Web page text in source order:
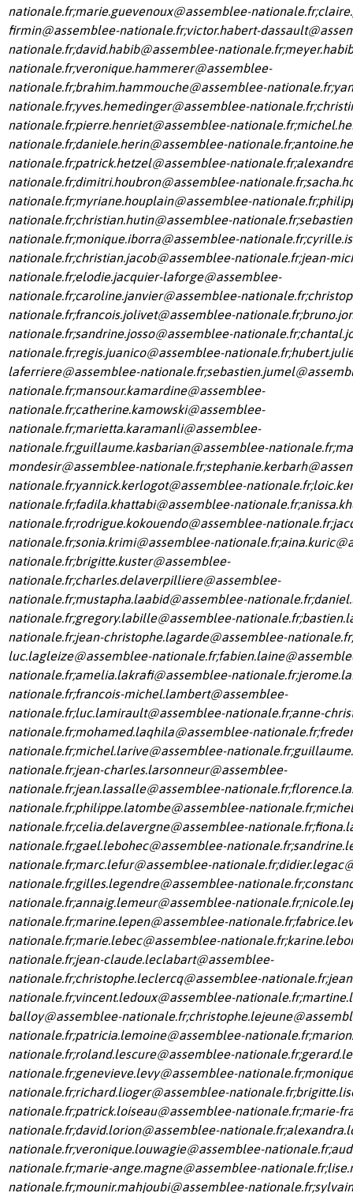
nationale.fr;marie.guevenoux@assemblee-nationale.fr;
firmin@assemblee-nationale.fr;victor.habert-
nationale.fr;david.habib@assemblee-nationale.fr;
nationale.fr;veronique.hammerer@assemblee-
nationale.fr;brahim.hammouche@assemblee-nationale.fr;
nationale.fr;yves.hemedinger@assemblee-nationale.fr
nationale.fr;pierre.henriet@assemblee-nationale.fr;
nationale.fr;daniele.herin@assemblee-nationale.fr;
nationale.fr;patrick.hetzel@assemblee-nationale.fr;
nationale.fr;dimitri.houbron@assemblee-nationale.fr;
nationale.fr;myriane.houplain@assemblee-nationale.fr;
nationale.fr;christian.hutin@assemblee-nationale.fr;
nationale.fr;monique.iborra@assemblee-nationale.fr;
nationale.fr;christian.jacob@assemblee-nationale.fr;jean-
nationale.fr;elodie.jacquier-laforge@assemblee-
nationale.fr;caroline.janvier@assemblee-nationale.fr;
nationale.fr;francois.jolivet@assemblee-nationale.fr;
nationale.fr;sandrine.josso@assemblee-nationale.fr;
nationale.fr;regis.juanico@assemblee-nationale.fr;
laferriere@assemblee-nationale.fr;
nationale.fr;mansour.kamardine@assemblee-
nationale.fr;catherine.kamowski@assemblee-
nationale.fr;marietta.karamanli@assemblee-
nationale.fr;guillaume.kasbarian@assemblee-nationale.fr;
mondesir@assemblee-nationale.fr;
nationale.fr;yannick.kerlogot@assemblee-nationale.fr;
nationale.fr;fadila.khattabi@assemblee-nationale.fr;
nationale.fr;rodrigue.kokouendo@assemblee-nationale.fr;
nationale.fr;sonia.krimi@assemblee-nationale.fr;
nationale.fr;brigitte.kuster@assemblee-
nationale.fr;charles.delaverpilliere@assemblee-
nationale.fr;mustapha.laabid@assemblee-nationale.fr;
nationale.fr;gregory.labille@assemblee-nationale.fr;
nationale.fr;jean-christophe.lagarde@assemblee-nationale.fr;
luc.lagleize@assemblee-nationale.fr;
nationale.fr;amelia.lakrafi@assemblee-nationale.fr;
nationale.fr;francois-michel.lambert@assemblee-
nationale.fr;luc.lamirault@assemblee-nationale.fr;anne-
nationale.fr;mohamed.laqhila@assemblee-nationale.fr;
nationale.fr;michel.larive@assemblee-nationale.fr;
nationale.fr;jean-charles.larsonneur@assemblee-
nationale.fr;jean.lassalle@assemblee-nationale.fr;
nationale.fr;philippe.latombe@assemblee-nationale.fr;
nationale.fr;celia.delavergne@assemblee-nationale.fr;
nationale.fr;gael.lebohec@assemblee-nationale.fr;
nationale.fr;marc.lefur@assemblee-nationale.fr;
nationale.fr;gilles.legendre@assemblee-nationale.fr;
nationale.fr;annaig.lemeur@assemblee-nationale.fr;
nationale.fr;marine.lepen@assemblee-nationale.fr;
nationale.fr;marie.lebec@assemblee-nationale.fr;
nationale.fr;jean-claude.leclabart@assemblee-
nationale.fr;christophe.leclercq@assemblee-nationale.fr;
nationale.fr;vincent.ledoux@assemblee-nationale.fr;
balloy@assemblee-nationale.fr;
nationale.fr;patricia.lemoine@assemblee-nationale.fr;
nationale.fr;roland.lescure@assemblee-nationale.fr;
nationale.fr;genevieve.levy@assemblee-nationale.fr;
nationale.fr;richard.lioger@assemblee-nationale.fr;
nationale.fr;patrick.loiseau@assemblee-nationale.fr;marie-
nationale.fr;david.lorion@assemblee-nationale.fr;
nationale.fr;veronique.louwagie@assemblee-nationale.fr;
nationale.fr;marie-ange.magne@assemblee-nationale.fr;
nationale.fr;mounir.mahjoubi@assemblee-nationale.fr;